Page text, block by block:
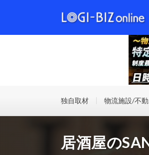
独自取材 物流施設/不
居酒屋の